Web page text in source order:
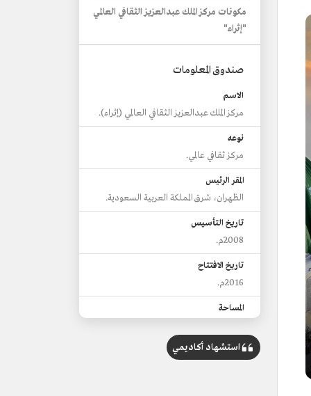
مكونات مركز الملك عبدالعزيز الثقافي العالمي
"إثراء"
صندوق المعلومات
الاسم
مركز الملك عبدالعزيز الثقافي العالمي (إثراء).
نوعه
مركز ثقافي عالمي.
المقر الرئيس
الظهران، شرق المملكة العربية السعودية.
تاريخ التأسيس
2008م.
تاريخ الافتتاح
2016م.
المساحة
يشتمل المركز على
استشهاد أكاديمي